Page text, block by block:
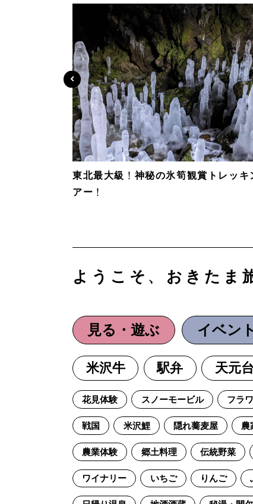
東北最大級！神秘の氷筍観賞トレッキ
アー！
ようこそ、おきたま
見る・遊ぶ イベント
米沢牛 駅弁 天元
花見体験 スノーモービル フラ
戦国 米沢鯉 隠れ蕎麦屋 農
農業体験 郷土料理 伝統野菜
ワイナリー いちご りんご